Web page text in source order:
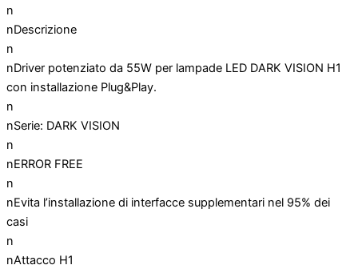
n
nDescrizione
n
nDriver potenziato da 55W per lampade LED DARK VISION H1
con installazione Plug&Play.
n
nSerie: DARK VISION
n
nERROR FREE
n
nEvita l’installazione di interfacce supplementari nel 95% dei
casi
n
nAttacco H1